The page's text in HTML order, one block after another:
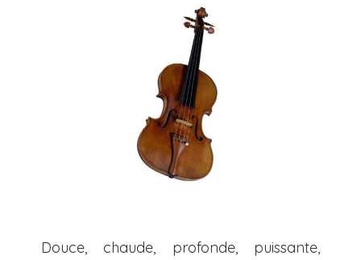
Douce, chaude, profonde, puissante,